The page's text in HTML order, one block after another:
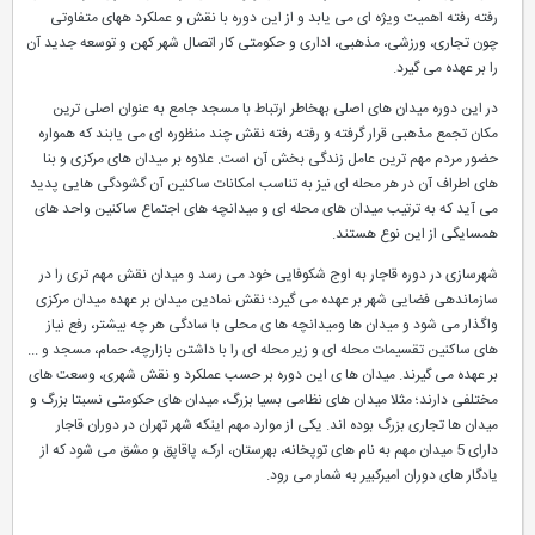
رفته رفته اهمیت ویژه ای می یابد و از این دوره با نقش و عملکرد ههای متفاوتی
چون تجاری، ورزشی، مذهبی، اداری و حکومتی کار اتصال شهر کهن و توسعه جدید آن
را بر عهده می گیرد.
در این دوره میدان های اصلی بهخاطر ارتباط با مسجد جامع به عنوان اصلی ترین
مکان تجمع مذهبی قرار گرفته و رفته رفته نقش چند منظوره ای می یابند که همواره
حضور مردم مهم ترین عامل زندگی بخش آن است. علاوه بر میدان های مرکزی و بنا
های اطراف آن در هر محله ای نیز به تناسب امکانات ساکنین آن گشودگی هایی پدید
می آید که به ترتیب میدان های محله ای و میدانچه های اجتماع ساکنین واحد های
همسایگی از این نوع هستند.
شهرسازی در دوره قاجار به اوج شکوفایی خود می رسد و میدان نقش مهم تری را در
سازماندهی فضایی شهر بر عهده می گیرد؛ نقش نمادین میدان بر عهده میدان مرکزی
واگذار می شود و میدان ها ومیدانچه ها ی محلی با سادگی هر چه بیشتر، رفع نیاز
های ساکنین تقسیمات محله ای و زیر محله ای را با داشتن بازارچه، حمام، مسجد و ...
بر عهده می گیرند. میدان ها ی این دوره بر حسب عملکرد و نقش شهری، وسعت های
مختلفی دارند؛ مثلا میدان های نظامی بسیا بزرگ، میدان های حکومتی نسبتا بزرگ و
میدان ها تجاری بزرگ بوده اند. یکی از موارد مهم اینکه شهر تهران در دوران قاجار
دارای 5 میدان مهم به نام های توپخانه، بهرستان، ارک، پاقاپق و مشق می شود که از
یادگار های دوران امیرکبیر به شمار می رود.